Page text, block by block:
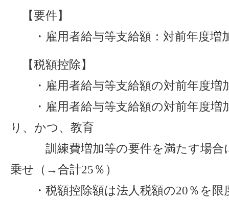
【要件】
・雇用者給与等支給額：対前年度増
【税額控除】
・雇用者給与等支給額の対前年度増
・雇用者給与等支給額の対前年度増
り、かつ、教育
訓練費増加等の要件を満たす場合
乗せ（→合計25％）
・税額控除額は法人税額の20％を限